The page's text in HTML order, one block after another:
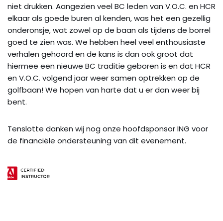
niet drukken. Aangezien veel BC leden van V.O.C. en HCR
elkaar als goede buren al kenden, was het een gezellig
onderonsje, wat zowel op de baan als tijdens de borrel
goed te zien was. We hebben heel veel enthousiaste
verhalen gehoord en de kans is dan ook groot dat
hiermee een nieuwe BC traditie geboren is en dat HCR
en V.O.C. volgend jaar weer samen optrekken op de
golfbaan! We hopen van harte dat u er dan weer bij
bent.
Tenslotte danken wij nog onze hoofdsponsor ING voor
de financiële ondersteuning van dit evenement.